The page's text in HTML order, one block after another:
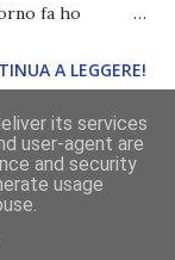
fa ho
di oggi vi
nello specifico
leggo un libro .
gli stessi modi
. TUTTI I
c'è crisi, il
A LEGGERE!
its services
user-agent are
and security
usage